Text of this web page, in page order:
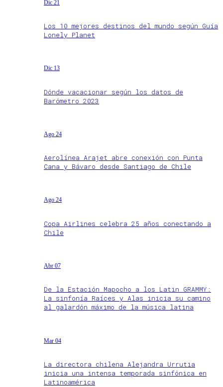
Dic 21
Los 10 mejores destinos del mundo según Guía
Lonely Planet
Dic 13
Dónde vacacionar según los datos de
Barómetro 2023
Ago 24
Aerolínea Arajet abre conexión con Punta
Cana y Bávaro desde Santiago de Chile
Ago 24
Copa Airlines celebra 25 años conectando a
Chile
Abr 07
De la Estación Mapocho a los Latin GRAMMY:
La sinfonía Raíces y Alas inicia su camino
al galardón máximo de la música latina
Mar 04
La directora chilena Alejandra Urrutia
inicia una intensa temporada sinfónica en
Latinoamérica